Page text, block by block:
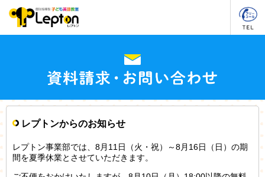
レプトンからのお知らせ
レプトン事業部では、8月11日（火・祝）～8月16日（日）の期
間を夏季休業とさせていただきます。